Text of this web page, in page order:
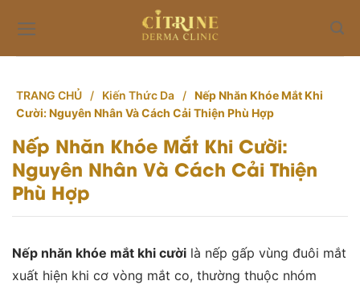
content
TRANG CHỦ / Kiến Thức Da / Nếp Nhăn Khóe Mắt Khi
Cười: Nguyên Nhân Và Cách Cải Thiện Phù Hợp
Nếp Nhăn Khóe Mắt Khi Cười:
Nguyên Nhân Và Cách Cải Thiện
Phù Hợp
Nếp nhăn khóe mắt khi cười là nếp gấp vùng đuôi mắt
xuất hiện khi cơ vòng mắt co, thường thuộc nhóm